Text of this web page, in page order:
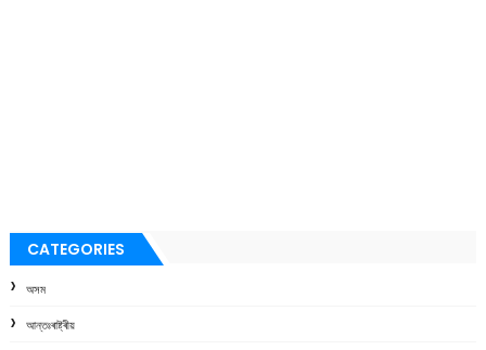
CATEGORIES
অসম
আন্তঃৰাষ্ট্ৰীয়